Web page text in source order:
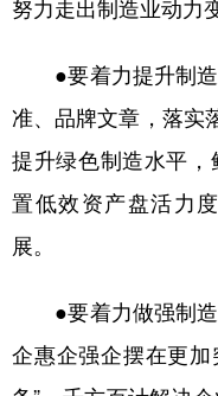
努力走出制造业动力
●要着力提升制造
准、品牌文章，落实
提升绿色制造水平
置低效资产盘活力
展。
●要着力做强制造
企惠企强企摆在更